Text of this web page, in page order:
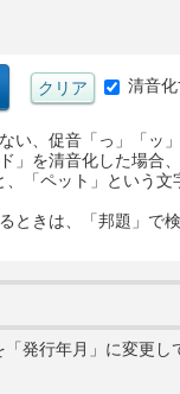
清音化
、促音「っ」「ッ
」を清音化した場合
「ペット」という
きは、「邦題」で
発行年月」に変更し